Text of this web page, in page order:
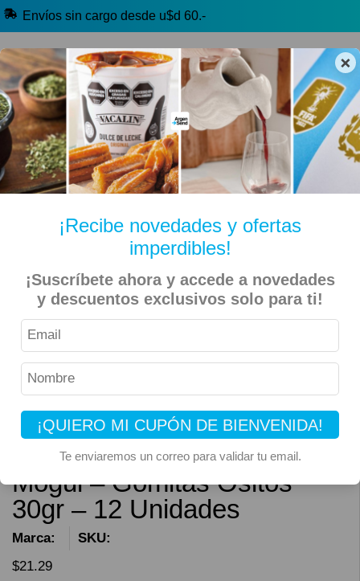
×
¡Recibe novedades y ofertas
imperdibles!
¡Suscríbete ahora y accede a novedades
y descuentos exclusivos solo para ti!
¡QUIERO MI CUPÓN DE BIENVENIDA!
Te enviaremos un correo para validar tu email.
Envíos sin cargo desde u$d 60.-
🔥 Alfajores y Golosinas
🧉 Clásicos argentinos 🏷️ Todas las categorías
Inicio Kiosko Dulce y Salado Golosinas
Mogul – Gomitas Ositos 30gr – 12 Unidades
Mogul – Gomitas Ositos
30gr – 12 Unidades
Marca:
SKU:
$21.29